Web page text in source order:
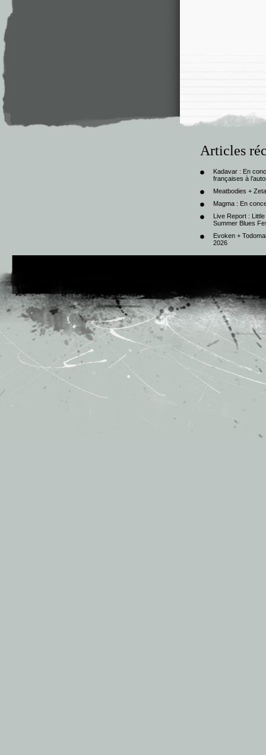
Articles
Kadavar : En
françaises à
Meatbodies +
Magma : En
Live Report :
Summer Blues
Evoken +
2026